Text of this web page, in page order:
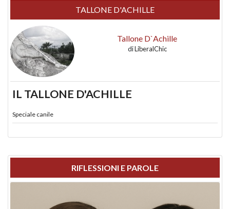
TALLONE D'ACHILLE
Tallone D`Achille
diLiberalChic
IL TALLONE D'ACHILLE
Speciale canile
RIFLESSIONI E PAROLE